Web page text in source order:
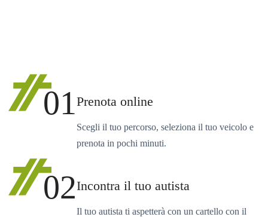
01Prenota online
Scegli il tuo percorso, seleziona il tuo veicolo e
prenota in pochi minuti.
02Incontra il tuo autista
Il tuo autista ti aspetterà con un cartello con il